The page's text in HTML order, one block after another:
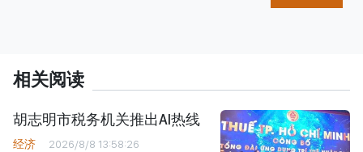
相关阅读
胡志明市税务机关推出AI热线
经济 2026/8/8 13:58:26